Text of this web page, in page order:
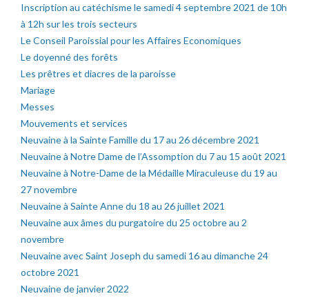
Inscription au catéchisme le samedi 4 septembre 2021 de 10h
à 12h sur les trois secteurs
Le Conseil Paroissial pour les Affaires Economiques
Le doyenné des forêts
Les prêtres et diacres de la paroisse
Mariage
Messes
Mouvements et services
Neuvaine à la Sainte Famille du 17 au 26 décembre 2021
Neuvaine à Notre Dame de l’Assomption du 7 au 15 août 2021
Neuvaine à Notre-Dame de la Médaille Miraculeuse du 19 au
27 novembre
Neuvaine à Sainte Anne du 18 au 26 juillet 2021
Neuvaine aux âmes du purgatoire du 25 octobre au 2
novembre
Neuvaine avec Saint Joseph du samedi 16 au dimanche 24
octobre 2021
Neuvaine de janvier 2022